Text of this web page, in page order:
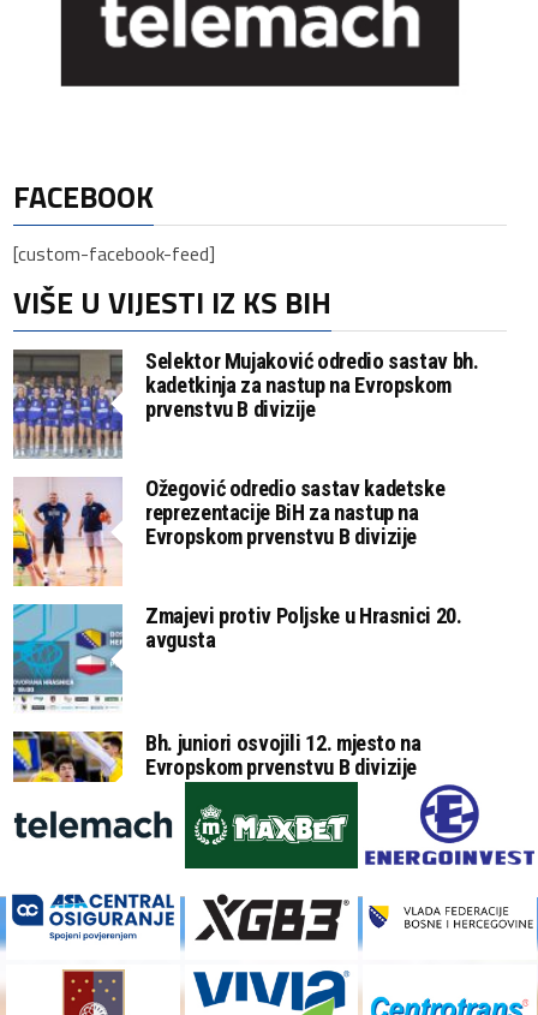
FACEBOOK
[custom-facebook-feed]
VIŠE U VIJESTI IZ KS BIH
Selektor Mujaković odredio sastav bh.
kadetkinja za nastup na Evropskom
prvenstvu B divizije
Ožegović odredio sastav kadetske
reprezentacije BiH za nastup na
Evropskom prvenstvu B divizije
Zmajevi protiv Poljske u Hrasnici 20.
avgusta
Bh. juniori osvojili 12. mjesto na
Evropskom prvenstvu B divizije